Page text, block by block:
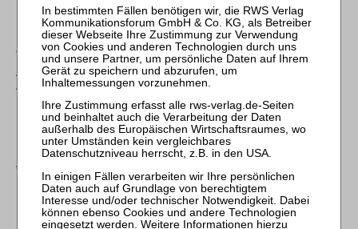
Steffen Hutzel
Fehlende Gläubigerzustimmung zur Löschung einer
Grunddienstbarkeit gem. § 876 Satz 2 BGB
Zum Grundbuchberichtigungsanspruch des aus der
Zwangsversteigerung erwerbenden Eigentümers
ZfIR 2013, 402
Herbert Grziwotz
„Wucherzinsen“ nach einer Zwangsversteigerung?
ZfIR 2012, 774
Dirk Mengwasser